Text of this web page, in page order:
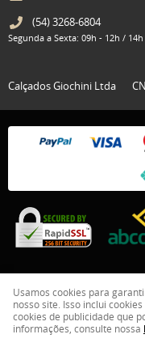
(54)3268-6804
Segunda a Sexta: 09h - 12h /
Calçados Giochini Ltda
LOJA VIRTUAL
Usamos cookies para
nosso site. Isso inclui
cookies de publicidade que
informações, consulte nossa